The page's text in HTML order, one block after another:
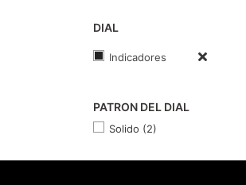
DIAL
Indicadores
PATRON DEL DIAL
Solido (2)